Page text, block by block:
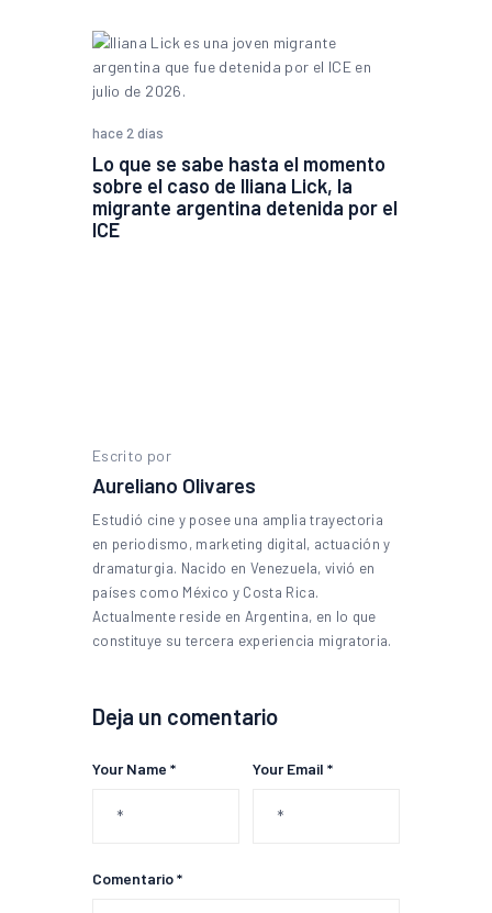
hace 2 días
Lo que se sabe hasta el momento
sobre el caso de Iliana Lick, la
migrante argentina detenida por el
ICE
Escrito por
Aureliano Olivares
Estudió cine y posee una amplia trayectoria
en periodismo, marketing digital, actuación y
dramaturgia. Nacido en Venezuela, vivió en
países como México y Costa Rica.
Actualmente reside en Argentina, en lo que
constituye su tercera experiencia migratoria.
Deja un comentario
Your Name * Your Email *
Comentario *